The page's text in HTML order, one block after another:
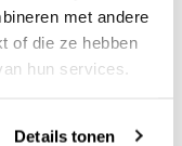
met andere
of die ze hebben
hun services.
Details tonen